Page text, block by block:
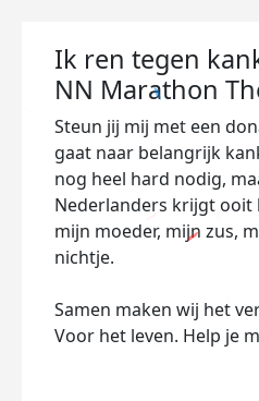
Ik ren tegen
NN Marathon
Steun jij mij met een
gaat naar belangrijk
nog heel hard nodig,
Nederlanders krijgt ooit
mijn moeder, mijn zus,
nichtje.
Samen maken wij het
Voor het leven. Help je